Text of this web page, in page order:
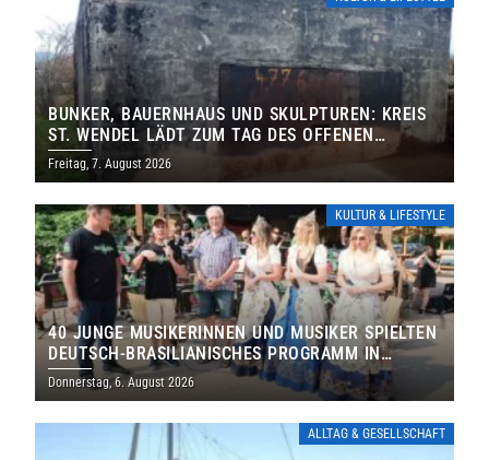
BUNKER, BAUERNHAUS UND SKULPTUREN: KREIS
ST. WENDEL LÄDT ZUM TAG DES OFFENEN
DENKMALS EIN
Freitag, 7. August 2026
KULTUR & LIFESTYLE
40 JUNGE MUSIKERINNEN UND MUSIKER SPIELTEN
DEUTSCH-BRASILIANISCHES PROGRAMM IN
THOLEY
Donnerstag, 6. August 2026
ALLTAG & GESELLSCHAFT